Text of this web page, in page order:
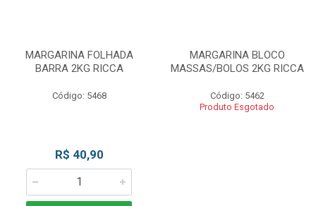
MARGARINA FOLHADA
BARRA 2KG RICCA
Código: 5468
R$ 40,90
MARGARINA BLOCO
MASSAS/BOLOS 2KG RICCA
Código: 5462
Produto Esgotado